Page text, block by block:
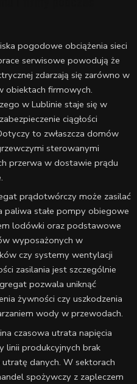
pogodowe obciążenia sieci
serwisowe powodują że
zdarzają się zarówno w
obiektach firmowych.
w Lublinie staje się w
ciągłości
to zwłaszcza domów
sterowanymi
przerwa w dostawie prądu
prądotwórczy może zasilać
paliwa stałe pompy obiegowe
lodówki oraz podstawowe
wyposażonych w
czy systemy wentylacji
zasilania jest szczególnie
pozwala uniknąć
żywności czy uszkodzenia
wody w przewodach.
czasowa utrata napięcia
linii produkcyjnych brak
danych. W sektorach
spożywczy z zapleczem